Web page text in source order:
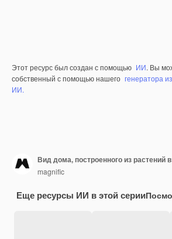
Этот ресурс был создан с помощью ИИ. Вы
собственный с помощью нашего генератора
ИИ.
Вид дома, построенного из растений
magnific
Еще ресурсы ИИ в этой серии